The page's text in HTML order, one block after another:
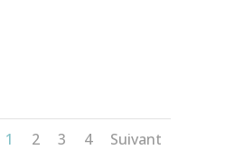
1 2 3 4 Suivant